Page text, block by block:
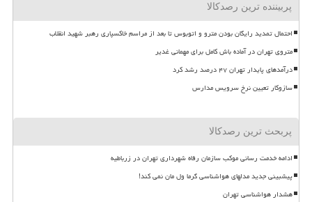
پربیننده ترین رصدکالا
احتمال تمدید رایگان بودن مترو و اتوبوس تا بعد از مراسم خاکسپاری رهبر شهید انقلاب
متروی تهران در آماده باش کامل برای مهمانی غدیر
درآمدهای پایدار تهران ۴۷ درصد رشد کرد
سازوکار تعیین نرخ سرویس مدارس
پربحث ترین رصدکالا
ادامه خدمت رسانی موکب سازمان رفاه شهرداری تهران در زرباطیه
پیشبینی جدید مدلهای هواشناسی گرما ول مان نمی کند!
هشدار هواشناسی تهران